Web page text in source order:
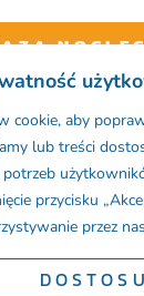
cookie, aby
lub treści
przycisku
przez
wygraną!